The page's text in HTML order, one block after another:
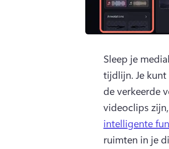
Sleep je
tijdlijn. Je
de verkeerde
videoclips
intelligente
ruimten in je